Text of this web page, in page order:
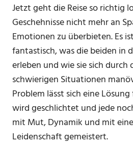
Jetzt geht die Reise so richtig
Geschehnisse nicht mehr an
Emotionen zu überbieten. Es
fantastisch, was die beiden in
erleben und wie sie sich durch
schwierigen Situationen
Problem lässt sich eine
wird geschlichtet und jede
mit Mut, Dynamik und mit
Leidenschaft gemeistert.